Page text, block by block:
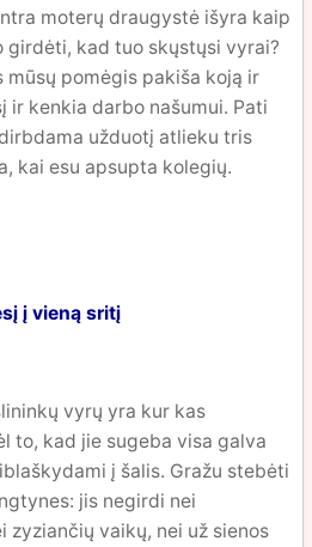
moterų draugystė išyra kaip
kad tuo skųstųsi vyrai?
mūsų pomėgis pakiša koją ir
kenkia darbo našumui. Pati
užduotį atlieku tris
kai esu apsupta kolegių.
į vieną sritį
vyrų yra kur kas
to, kad jie sugeba visa galva
į šalis. Gražu stebėti
jis negirdi nei
zyziančių vaikų, nei už sienos